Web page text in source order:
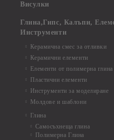
Висулки
Глина,Гипс, Калъпи,
Инструменти
Керамична смес за отливки
Керамични елементи
Елементи от полимерна
Пластични елементи
Инструменти за моделиране
Молдове и шаблони
Глина
Самосъхнеща глина
Полимерна Глина